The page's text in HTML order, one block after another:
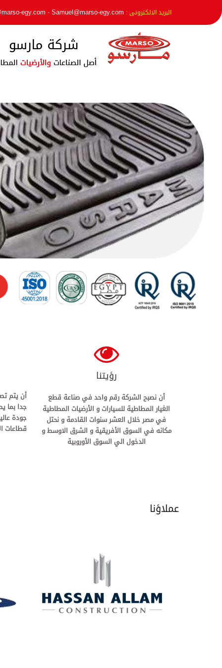
البريد الالكترونى : egy.com -Samuel@marso-egy.com
رؤيتنا
أن نصبح الشركة رقم واحد في صناعة قطع
الغيار المطاطية للسيارات و الأرضيات المطاطية
في مصر خلال العشر سنوات القادمة و نحتل
مكانه في السوق الأفريقية و الشرق الاوسط و
الدخول الي السوق الأوروبية
أن يتم
جدا بما
جودة
قطاعات
عملاؤنا